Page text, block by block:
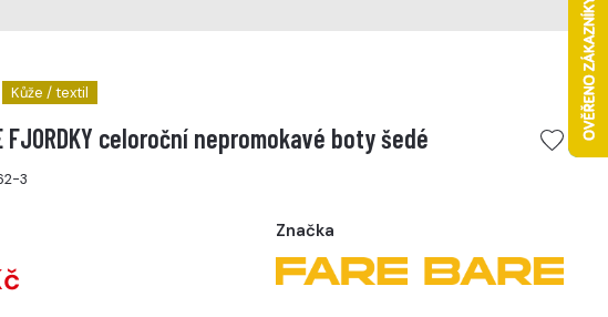
Kůže / textil
FJORDKY celoroční nepromokavé boty šedé
3
Značka